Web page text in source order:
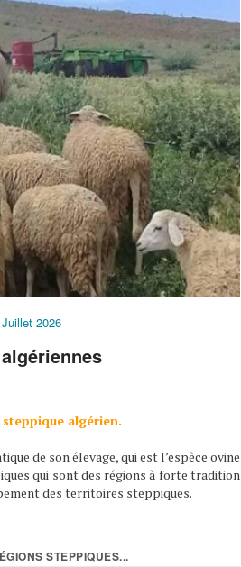
2026
algérien.
de son élevage, qui est l’espèce ovine
qui sont des régions à forte tradition
des territoires steppiques.
STEPPIQUES...